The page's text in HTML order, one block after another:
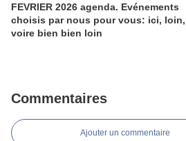
FEVRIER 2026 agenda. Evénements
choisis par nous pour vous: ici, loin,
voire bien bien loin
Commentaires
Ajouter un commentaire